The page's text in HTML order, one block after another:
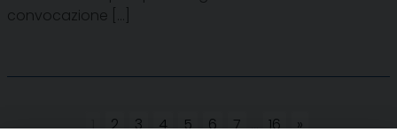
convocazione […]
1 2 3 4 5 6 7 ... 16 »